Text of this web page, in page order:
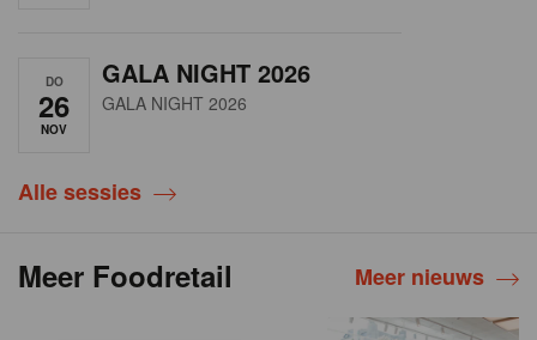
DO
26
NOV
GALA NIGHT 2026
GALA NIGHT 2026
Alle sessies
Meer Foodretail Meer nieuws